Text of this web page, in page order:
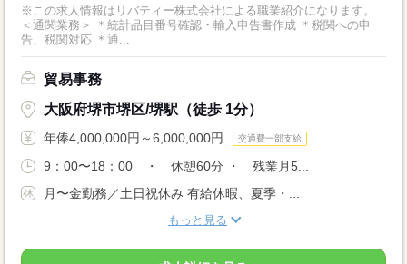
※この求人情報はリバティー株式会社による職業紹介になります。
＜通関業務＞ ＊統計品目番号確認・輸入申告書作成 ＊税関への申
告、税関対応 ＊通...
貿易事務
大阪府堺市堺区/堺駅（徒歩 1分）
年俸4,000,000円～6,000,000円 交通費一部支給
9：00〜18：00 ・ 休憩60分 ・ 残業月5...
月〜金勤務／土日祝休み 有給休暇、夏季・...
もっと見る